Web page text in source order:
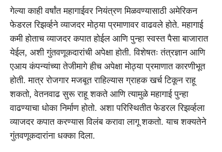
गेल्या काही वर्षांत महागाईवर नियंत्रण मिळवण्यासाठी अमेरिकन
फेडरल रिझर्व्हने व्याजदर मोठ्या प्रमाणावर वाढवले होते. महागाई
कमी होताच व्याजदर कपात होईल आणि पुन्हा स्वस्त पैसा बाजारात
येईल, अशी गुंतवणूकदारांची अपेक्षा होती. विशेषतः तंत्रज्ञान आणि
एआय कंपन्यांच्या तेजीमागे हीच अपेक्षा मोठ्या प्रमाणात कारणीभूत
होती. मात्र रोजगार मजबूत राहिल्यास ग्राहक खर्च टिकून राहू
शकतो, वेतनवाढ सुरू राहू शकते आणि त्यामुळे महागाई पुन्हा
वाढण्याचा धोका निर्माण होतो. अशा परिस्थितीत फेडरल रिझर्व्हला
व्याजदर कपात करण्यास विलंब करावा लागू शकतो. याच शक्यतेने
गुंतवणूकदारांना धक्का दिला.